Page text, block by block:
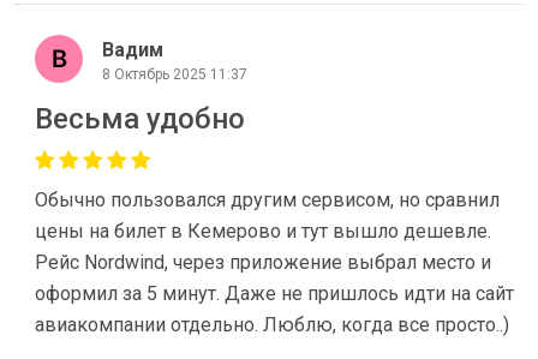
Вадим
8 Октябрь 2025 11:37
Весьма удобно
Обычно пользовался другим сервисом, но сравнил
цены на билет в Кемерово и тут вышло дешевле.
Рейс Nordwind, через приложение выбрал место и
оформил за 5 минут. Даже не пришлось идти на сайт
авиакомпании отдельно. Люблю, когда все просто..)